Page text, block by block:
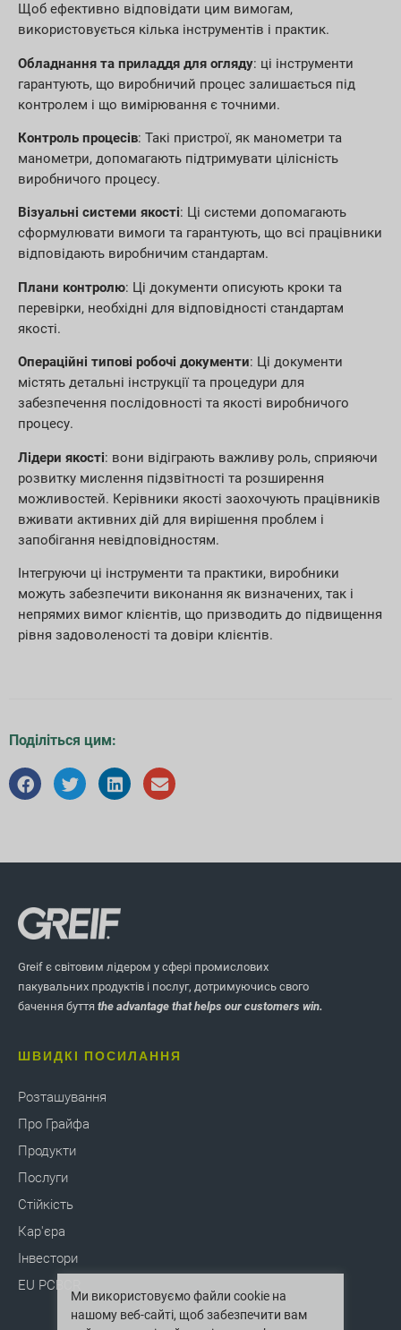
Щоб ефективно відповідати цим вимогам,
використовується кілька інструментів і практик.
Обладнання та приладдя для огляду: ці інструменти
гарантують, що виробничий процес залишається під
контролем і що вимірювання є точними.
Контроль процесів: Такі пристрої, як манометри та
манометри, допомагають підтримувати цілісність
виробничого процесу.
Візуальні системи якості: Ці системи допомагають
сформулювати вимоги та гарантують, що всі працівники
відповідають виробничим стандартам.
Плани контролю: Ці документи описують кроки та
перевірки, необхідні для відповідності стандартам
якості.
Операційні типові робочі документи: Ці документи
містять детальні інструкції та процедури для
забезпечення послідовності та якості виробничого
процесу.
Лідери якості: вони відіграють важливу роль, сприяючи
розвитку мислення підзвітності та розширення
можливостей. Керівники якості заохочують працівників
вживати активних дій для вирішення проблем і
запобігання невідповідностям.
Інтегруючи ці інструменти та практики, виробники
можуть забезпечити виконання як визначених, так і
непрямих вимог клієнтів, що призводить до підвищення
рівня задоволеності та довіри клієнтів.
Поділіться цим:
Greif є світовим лідером у сфері промислових
пакувальних продуктів і послуг, дотримуючись свого
бачення буття the advantage that helps our customers win.
ШВИДКІ ПОСИЛАННЯ
Розташування
Про Грайфа
Продукти
Послуги
Стійкість
Кар'єра
Інвестори
EU PCBCR
Ми використовуємо файли cookie на
нашому веб-сайті, щоб забезпечити вам